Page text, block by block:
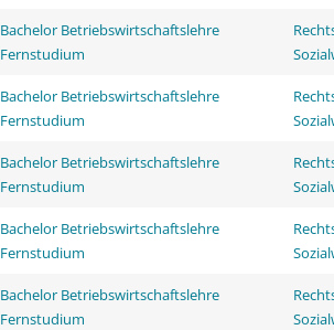
Bachelor Betriebswirtschaftslehre
Fernstudium
Bachelor Betriebswirtschaftslehre
Fernstudium
Bachelor Betriebswirtschaftslehre
Fernstudium
Bachelor Betriebswirtschaftslehre
Fernstudium
Bachelor Betriebswirtschaftslehre
Fernstudium